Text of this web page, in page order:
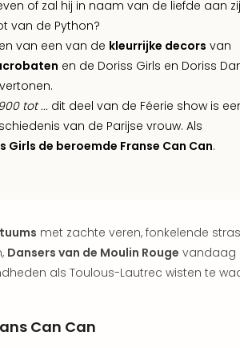
of zal hij in naam van de liefde aan
van de Python?
van een van de kleurrijke decors van
en de Doriss Girls en Doriss
tot ... dit deel van de Féerie show is
van de Parijse vrouw. Als
Girls de beroemde Franse Can Can.
met zachte veren, fonkelende
Dansers van de Moulin Rouge vandaag
als Toulous-Lautrec wisten te
Can Can